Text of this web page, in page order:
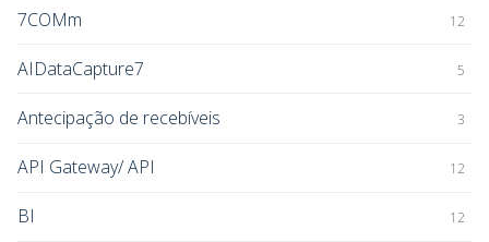
7COMm 12
AIDataCapture7 5
Antecipação de recebíveis 3
API Gateway/ API 12
BI 12